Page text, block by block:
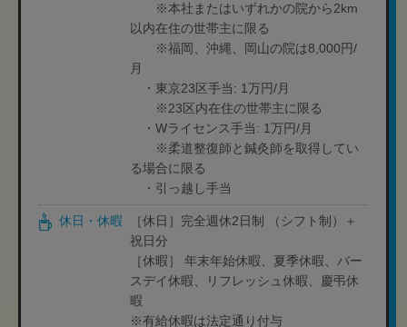
※本社またはいずれかの院から2km
以内在住の世帯主に限る
※福岡、沖縄、岡山の院は8,000円/
月
・東京23区手当: 1万円/月
※23区内在住の世帯主に限る
・Wライセンス手当: 1万円/月
※柔道整復師と鍼灸師を取得してい
る場合に限る
・引っ越し手当
休日・休暇
［休日］完全週休2日制 （シフト制）＋
祝日分
［休暇］ 年末年始休暇、夏季休暇、バー
スデイ休暇、リフレッシュ休暇、慶弔休
暇
※有給休暇は法定通り付与